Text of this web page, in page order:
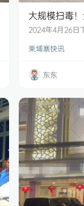
大规模扫毒
件，7人持枪
2024年4月26日
击者称，事发前
强行将两人带
摄视频，但被对
车离开，只留下
这…
柬埔寨快讯
东东